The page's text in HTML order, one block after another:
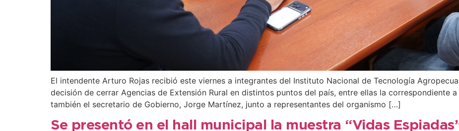
El intendente Arturo Rojas recibió este viernes a integrantes del Instituto Nacional de Tecnología
decisión de cerrar Agencias de Extensión Rural en distintos puntos del país, entre ellas la correspondiente
también el secretario de Gobierno, Jorge Martínez, junto a representantes del organismo […]
Se presentó en el hall municipal la muestra “Vidas